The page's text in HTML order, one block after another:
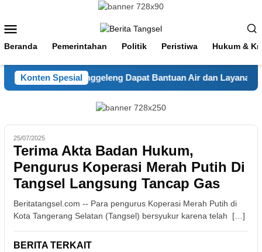
konten
Mobile
Beranda Pemerintahan Politik Peristiwa Hukum &
Konten Spesial
Warga Nanggeleng Dapat Bantuan Air dan Layanan
25/07/2025
Terima Akta Badan Hukum,
Pengurus Koperasi Merah Putih Di
Tangsel Langsung Tancap Gas
Beritatangsel.com -- Para pengurus Koperasi Merah Putih di
Kota Tangerang Selatan (Tangsel) bersyukur karena telah […]
BERITA TERKAIT